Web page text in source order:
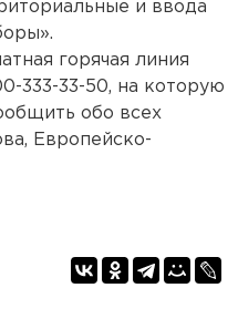
и ввода
горячая линия
333-33-50, на которую
обо всех
Европейско-